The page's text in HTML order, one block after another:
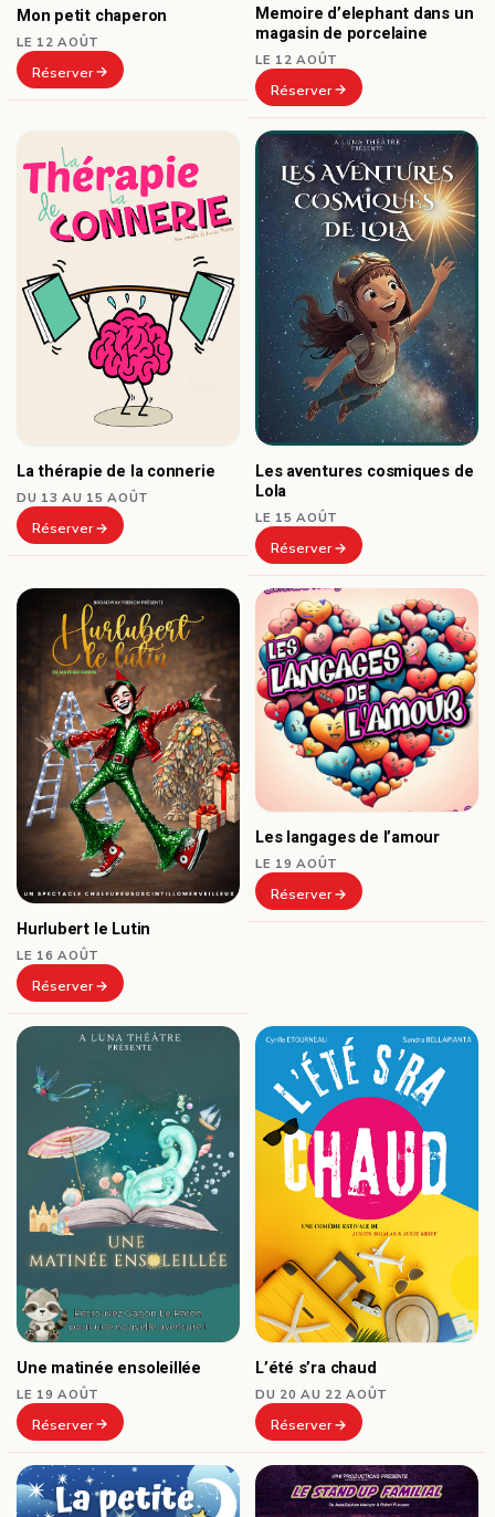
Mon petit chaperon
LE 12 AOÛT
Réserver
Memoire d’elephant dans un
magasin de porcelaine
LE 12 AOÛT
Réserver
La thérapie de la connerie
DU 13 AU 15 AOÛT
Réserver
Les aventures cosmiques de
Lola
LE 15 AOÛT
Réserver
Hurlubert le Lutin
LE 16 AOÛT
Réserver
Les langages de l’amour
LE 19 AOÛT
Réserver
Une matinée ensoleillée
LE 19 AOÛT
Réserver
L’été s’ra chaud
DU 20 AU 22 AOÛT
Réserver